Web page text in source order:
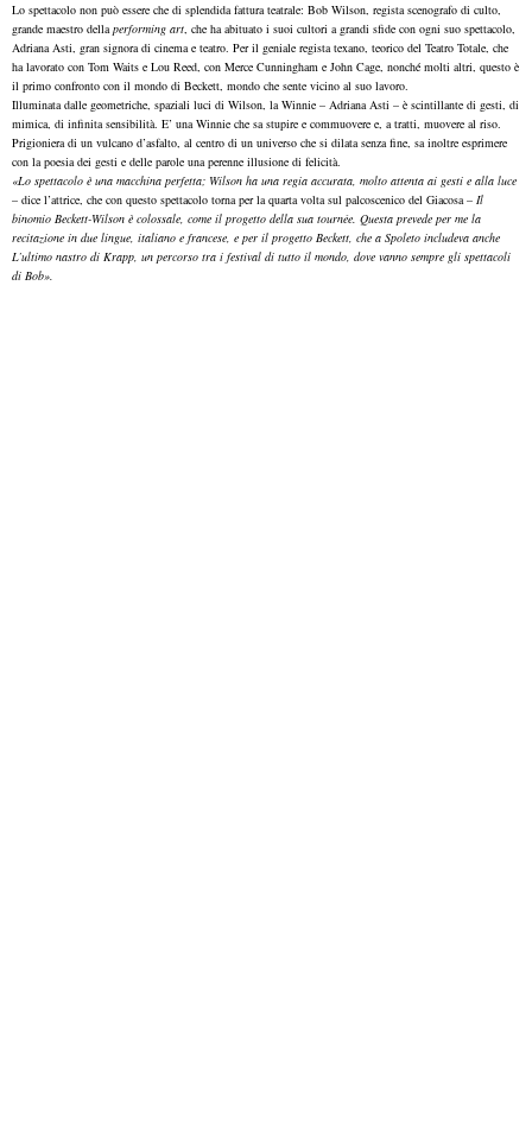
Lo spettacolo non può essere che di splendida fattura teatrale: Bob Wilson, regista scenografo di culto,
grande maestro dellaperforming art, che ha abituato i suoi cultori a grandi sfide con ogni suo spettacolo,
Adriana Asti, gran signora di cinema e teatro. Per il geniale regista texano, teorico del Teatro Totale, che
ha lavorato con Tom Waits e Lou Reed, con Merce Cunningham e John Cage, nonché molti altri, questo è
il primo confronto con il mondo di Beckett, mondo che sente vicino al suo lavoro.
Illuminata dalle geometriche, spaziali luci di Wilson, la Winnie – Adriana Asti – è scintillante di gesti, di
mimica, di infinita sensibilità. E’ una Winnie che sa stupire e commuovere e, a tratti, muovere al riso.
Prigioniera di un vulcano d’asfalto, al centro di un universo che si dilata senza fine, sa inoltre esprimere
con la poesia dei gesti e delle parole una perenne illusione di felicità.
«Lo spettacolo è una macchina perfetta; Wilson ha una regia accurata, molto attenta ai gesti e alla luce
– dice l’attrice, che con questo spettacolo torna per la quarta volta sul palcoscenico del Giacosa – Il
binomio Beckett-Wilson è colossale, come il progetto della sua tournée. Questa prevede per me la
recitazione in due lingue, italiano e francese, e per il progetto Beckett, che a Spoleto includeva anche
L’ultimo nastro di Krapp, un percorso tra i festival di tutto il mondo, dove vanno sempre gli spettacoli
di Bob».